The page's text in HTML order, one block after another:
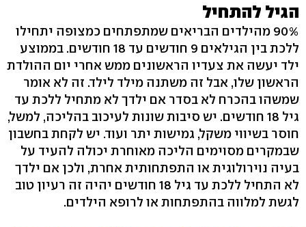
הגיל להתחיל
90% מהילדים הבריאים שמתפתחים כמצופה יתחילו
ללכת בין הגילאים 9 חודשים עד 18 חודשים. בממוצע
ילד יעשה את צעדיו הראשונים ממש אחרי יום ההולדת
הראשון שלו, אבל זה משתנה מילד לילד. זה לא אומר
שמשהו בהכרח לא בסדר אם ילדך לא מתחיל ללכת עד
גיל 18 חודשים. יש סיבות שונות לעיכוב בהליכה, למשל,
חוסר בשיווי משקל, גמישות יתר ועוד. יש לקחת בחשבון
שבמקרים מסוימים הליכה מאוחרת יכולה להעיד על
בעיה נוירולוגית או התפתחותית אחרת, ולכן אם ילדך
לא התחיל ללכת עד גיל 18 חודשים יהיה זה רעיון טוב
לגשת למלווה בהתפתחות או לרופא הילדים.